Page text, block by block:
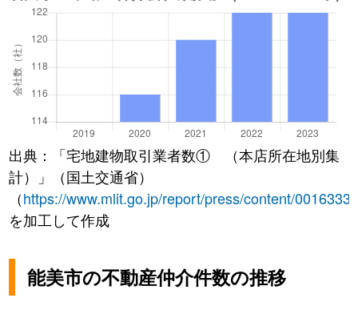
出典：「宅地建物取引業者数① （本店所在地別集
計）」（国土交通省）
（https://www.mlit.go.jp/report/press/content/
を加工して作成
能美市の不動産仲介件数の推移